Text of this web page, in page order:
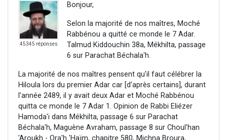
45345 réponses
Bonjour,
Selon la majorité de nos maîtres, Moché
Rabbénou a quitté ce monde le 7 Adar.
Talmud Kiddouchin 38a, Mékhilta, passage
6 sur Parachat Béchala'h.
La majorité de nos maîtres pensent qu'il faut célébrer la
Hiloula lors du premier Adar car [d'après certains], durant
l'année 2489, il y avait deux Adar et Moché Rabbénou
quitta ce monde le 7 Adar 1. Opinion de Rabbi Eliézer
Hamoda'i dans Mékhilta, passage 6 sur Parachat
Béchala'h, Maguène Avraham, passage 8 sur Choul'han